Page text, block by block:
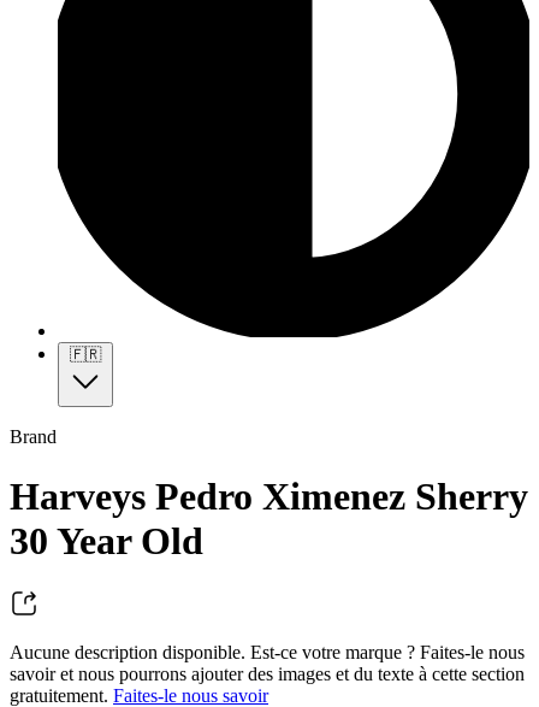
🇫🇷
Brand
Harveys Pedro Ximenez Sherry
30 Year Old
Aucune description disponible. Est-ce votre marque ? Faites-le nous
savoir et nous pourrons ajouter des images et du texte à cette section
gratuitement. Faites-le nous savoir